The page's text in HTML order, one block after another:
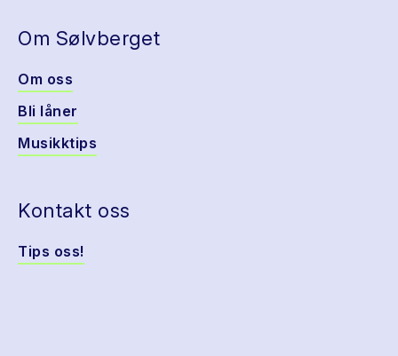
Om Sølvberget
Om oss
Bli låner
Musikktips
Kontakt oss
Tips oss!